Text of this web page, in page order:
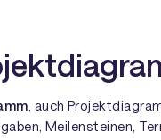
, auch
Meilensteinen,